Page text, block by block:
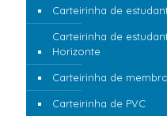
Carteirinha de
Carteirinha de
Horizonte
Carteirinha de
Carteirinha de PVC